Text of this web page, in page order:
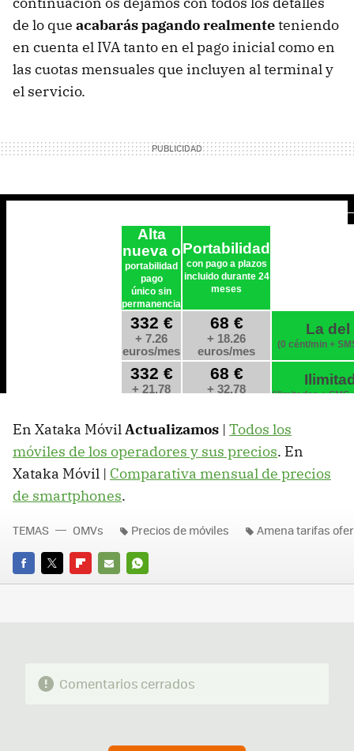
de lo que acabarás pagando realmenteteniendo
en cuenta el IVA tanto en el pago inicial como en
las cuotas mensuales que incluyen al terminal y
el servicio.
En Xataka MóvilActualizamos | Todos los
móviles de los operadores y sus precios. En
Xataka Móvil | Comparativa mensual de precios
de smartphones.
FACEBOOK
TWITTERFLIPBOARD
E-
WHATSAPP
TEMAS OMVs Precios de móviles Amena tarifas
Comentarios cerrados